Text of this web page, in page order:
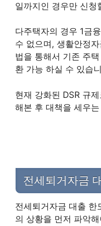
일까지인 경우만 신청
다주택자의 경우 1금
수 없으며, 생활안정
법을 통해서 기존 주
환 가능 하실 수 있습
현재 강화된 DSR 규
해본 후 대책을 세우
전세퇴거자금
전세퇴거자금 대출 한
의 상황을 먼저 파악